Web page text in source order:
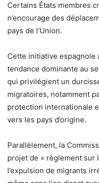
Certains États membres
n’encourage des
pays de l’Union.
Cette initiative espagnole
tendance dominante au
qui privilégient un
migratoires, notamment
protection internationale
vers les pays d’origine.
Parallèlement, la
projet de « règlement sur
l’expulsion de migrants